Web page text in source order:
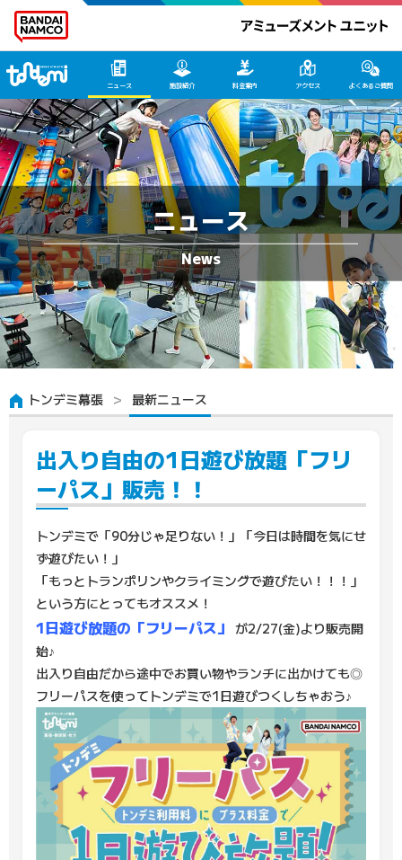
ニュース 施設紹介 料金案内 アクセス よくあるご質問
ニュース
トンデミ幕張 最新ニュース
出入り自由の1日遊び放題「フリ
ーパス」販売！！
トンデミで「90分じゃ足りない！」「今日は時間を気にせ
ず遊びたい！」
「もっとトランポリンやクライミングで遊びたい！！！」
という方にとってもオススメ！
1日遊び放題の「フリーパス」 が2/27(金)より販売開
始♪
出入り自由だから途中でお買い物やランチに出かけても◎
フリーパスを使ってトンデミで1日遊びつくしちゃおう♪